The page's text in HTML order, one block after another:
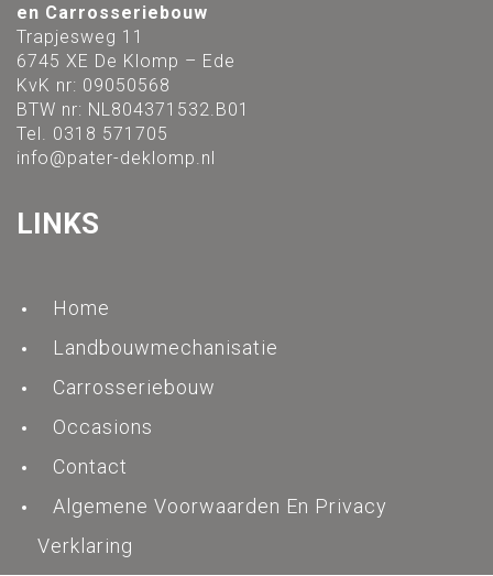
en Carrosseriebouw
Trapjesweg 11
6745 XE De Klomp – Ede
KvK nr: 09050568
BTW nr: NL804371532.B01
Tel. 0318 571705
info@pater-deklomp.nl
LINKS
Home
Landbouwmechanisatie
Carrosseriebouw
Occasions
Contact
Algemene Voorwaarden En Privacy
Verklaring